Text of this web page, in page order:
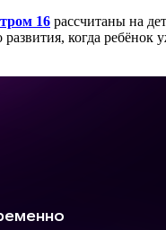
16 рассчитаны на
когда